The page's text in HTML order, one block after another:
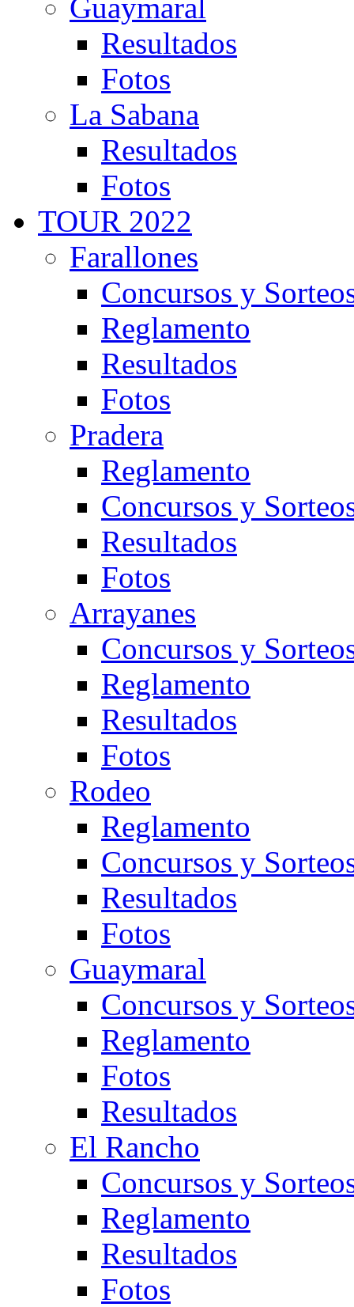
Guaymaral
Resultados
Fotos
La Sabana
Resultados
Fotos
TOUR 2022
Farallones
Concursos y
Reglamento
Resultados
Fotos
Pradera
Reglamento
Concursos y
Resultados
Fotos
Arrayanes
Concursos y
Reglamento
Resultados
Fotos
Rodeo
Reglamento
Concursos y
Resultados
Fotos
Guaymaral
Concursos y
Reglamento
Fotos
Resultados
El Rancho
Concursos y
Reglamento
Resultados
Fotos